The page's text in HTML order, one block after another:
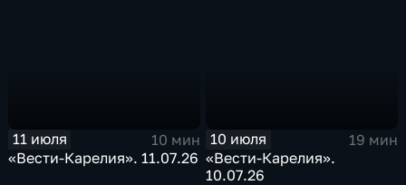
11 июля
10 мин
«Вести-Карелия». 11.07.26
10 июля
19 мин
«Вести-Карелия».
10.07.26